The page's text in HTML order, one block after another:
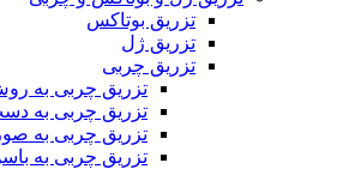
تزریق بوتاکس
تزریق ژل
تزریق چربی
تزریق چربی به
تزریق چربی به
تزریق چربی به
تزریق چربی به